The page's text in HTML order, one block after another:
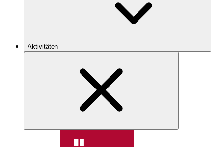
Aktivitäten